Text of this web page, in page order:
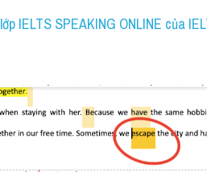
lớp IELTS SPEAKING ONLINE của